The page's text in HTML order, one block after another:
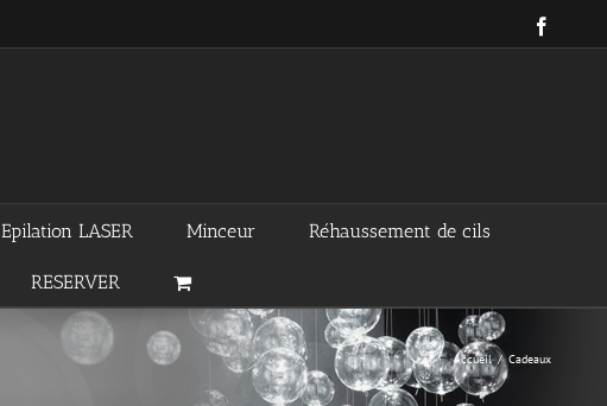
Epilation LASER Minceur Réhaussement de cils
RESERVER
Accueil / Cadeaux